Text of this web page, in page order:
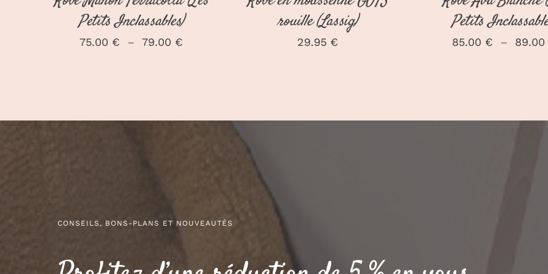
PAGE
DU
PRODUIT
Petits Inclassables)
75.00 € – 79.00 €Plage
à
PAGE
DU
rouille (Lassig)
29.95 €
Petits
85.00 € – 89.00
CONSEILS, BONS-PLANS ET NOUVEAUTÉS